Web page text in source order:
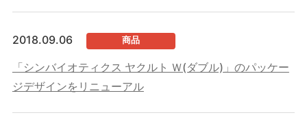
2018.09.06 商品
「シンバイオティクス ヤクルト Ｗ(ダブル)」のパッケー
ジデザインをリニューアル